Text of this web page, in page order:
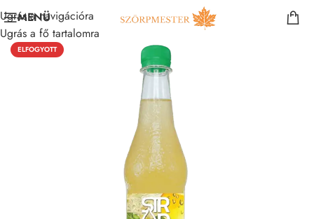
Ugrás a navigációra
Ugrás a fő tartalomra
MENÜ
ELFOGYOTT